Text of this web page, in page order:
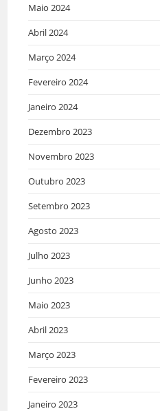
Maio 2024
Abril 2024
Março 2024
Fevereiro 2024
Janeiro 2024
Dezembro 2023
Novembro 2023
Outubro 2023
Setembro 2023
Agosto 2023
Julho 2023
Junho 2023
Maio 2023
Abril 2023
Março 2023
Fevereiro 2023
Janeiro 2023